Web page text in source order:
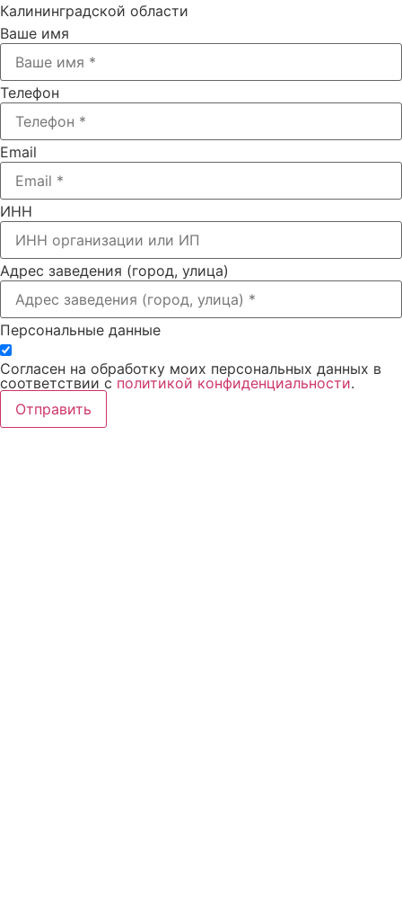
Калининградской области
Ваше имя
Телефон
Email
ИНН
Адрес заведения (город, улица)
Персональные данные
Согласен на обработку моих персональных данных в
соответствии с политикой конфиденциальности.
Отправить